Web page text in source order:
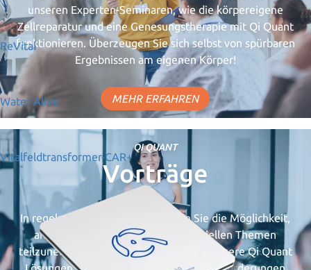
ReVital
Water Alive
Vitalfeldtransformer-CAR+
unseren Experten-Seminaren, wie die körpereigene
Zellreparatur und eine Genesungstherapie mit Qi Quant
funktionieren. Überzeugen Sie sich selbst von spürbaren
Ergebnissen am eigenen Körper!
MEHR ERFAHREN
QI QUANT
Vorträge
In regelmäßigen Abständen haben Sie die Möglichkeit,
an unseren Live-Vorträgen zu speziellen Themen
teilzunehmen. Dabei erfahren Sie, wie unsere Qi Quant